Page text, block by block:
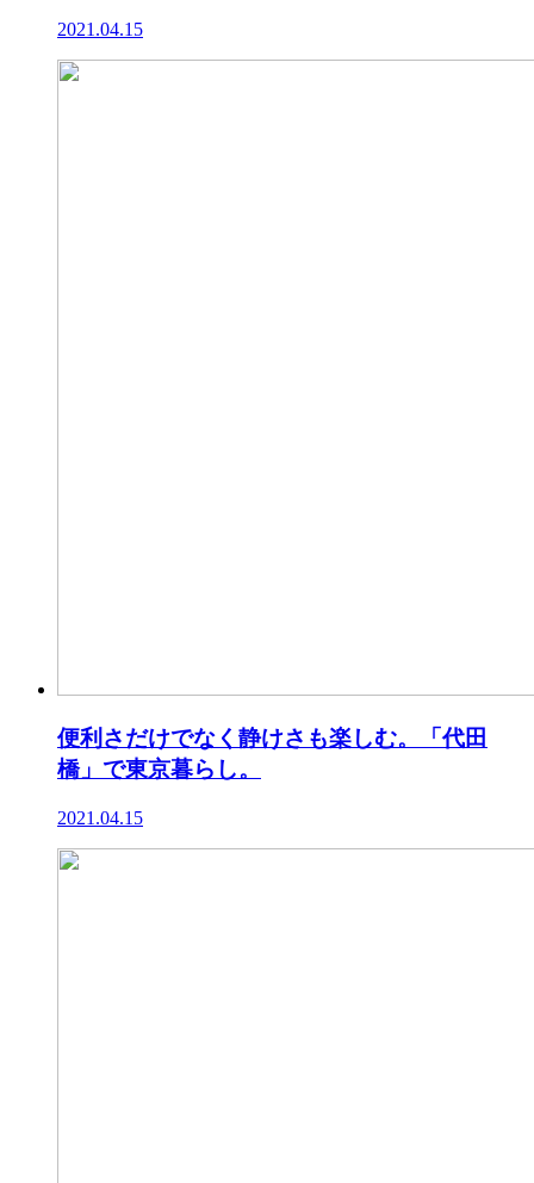
2021.04.15
便利さだけでなく静けさも楽しむ。「代田
橋」で東京暮らし。
2021.04.15